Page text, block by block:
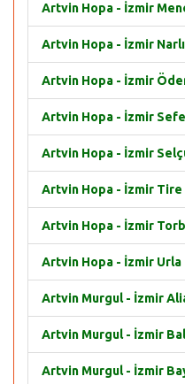
Artvin Hopa - İzmir
Artvin Hopa - İzmir
Artvin Hopa - İzmir
Artvin Hopa - İzmir
Artvin Hopa - İzmir
Artvin Hopa - İzmir Tire
Artvin Hopa - İzmir
Artvin Hopa - İzmir Urla
Artvin Murgul - İzmir
Artvin Murgul - İzmir
Artvin Murgul - İzmir